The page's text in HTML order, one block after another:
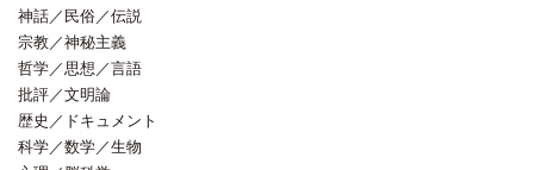
神話／民俗／伝説
宗教／神秘主義
哲学／思想／言語
批評／文明論
歴史／ドキュメント
科学／数学／生物